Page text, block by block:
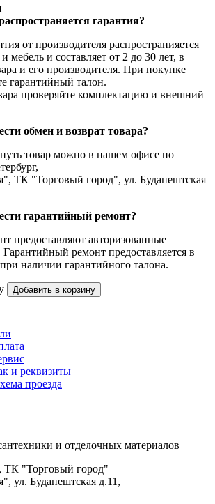
гарантия?
от производителя распространияется
мебель и составляет от 2 до 30 лет, в
и его производителя. При покупке
гарантийный талон.
проверяйте комплектацию и внешний
обмен и возврат товара?
товар можно в нашем офисе по
ТК "Торговый город", ул. Будапештская
гарантийный ремонт?
предоставляют авторизованные
ремонт предоставляется в
наличии гарантийного талона.
Добавить в корзину
и реквизиты
проезда
и отделочных материалов
ТК "Торговый город"
ул. Будапештская д.11,